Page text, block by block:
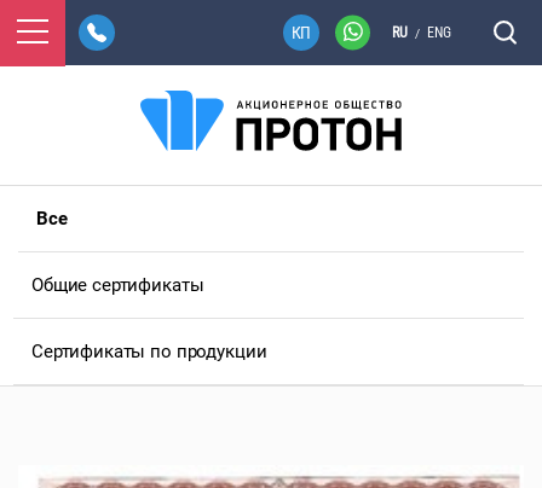
RU / ENG
Все
Общие сертификаты
Сертификаты по продукции